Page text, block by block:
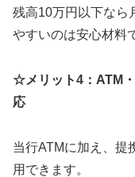
残高10万円以下なら
やすいのは安心材料
☆メリット4：ATM
応
当行ATMに加え、提
用できます。